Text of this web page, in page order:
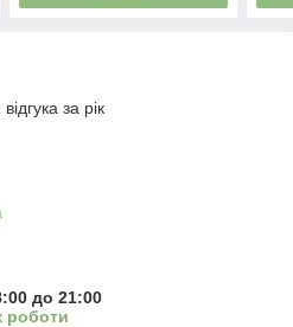
за рік
до 21:00
роботи